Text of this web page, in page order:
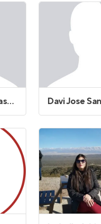
Ana Paula Silva Nascimento